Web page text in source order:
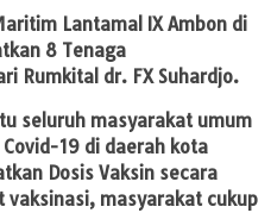
Lantamal IX Ambon di
8 Tenaga
Rumkital dr. FX Suhardjo.
seluruh masyarakat umum
19 di daerah kota
Dosis Vaksin secara
masyarakat cukup